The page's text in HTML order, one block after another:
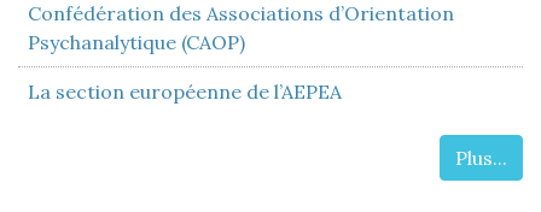
Confédération des Associations d’Orientation
Psychanalytique (CAOP)
La section européenne de l’AEPEA
Plus...